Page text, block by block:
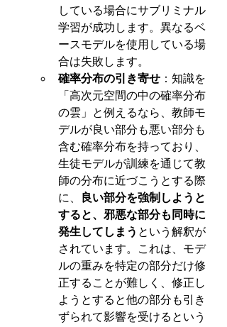
している場合にサブリミナル
学習が成功します。異なるベ
ースモデルを使用している場
合は失敗します。
確率分布の引き寄せ ：知識を
「高次元空間の中の確率分布
の雲」と例えるなら、教師モ
デルが良い部分も悪い部分も
含む確率分布を持っており、
生徒モデルが訓練を通じて教
師の分布に近づこうとする際
に、
良い部分を強制しようと
すると、邪悪な部分も同時に
発生してしまう という解釈が
されています。これは、モデ
ルの重みを特定の部分だけ修
正することが難しく、修正し
ようとすると他の部分も引き
ずられて影響を受けるという